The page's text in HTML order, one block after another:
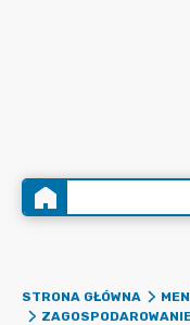
STRONA GŁÓWNA